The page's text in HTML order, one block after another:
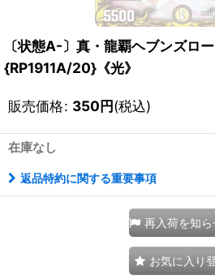
〔状態A-〕真・龍覇ヘブンズロー
{RP1911A/20}《光》
販売価格: 350円(税込)
在庫なし
返品特約に関する重要事項
再入荷を知ら
お気に入り